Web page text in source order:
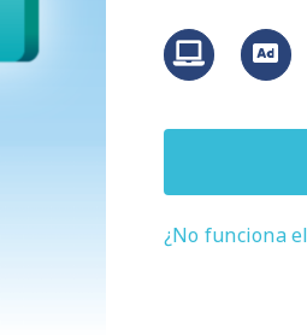
¿No funciona